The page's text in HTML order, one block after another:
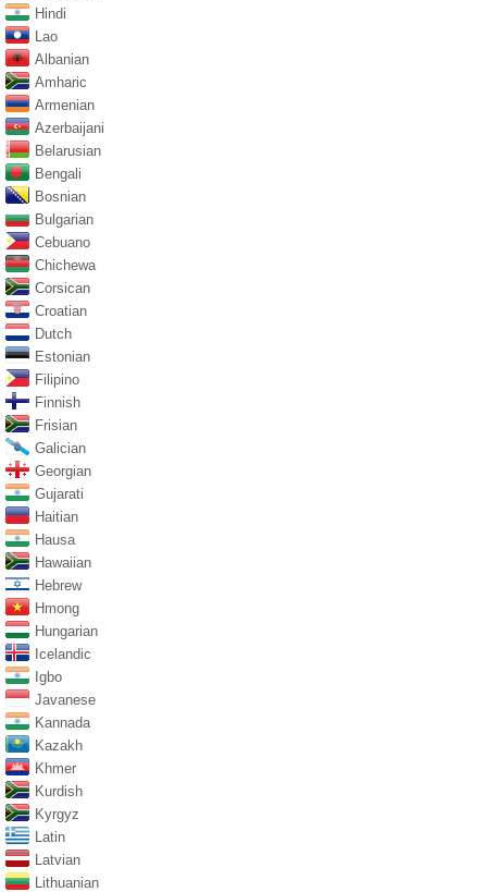
Hindi
Lao
Albanian
Amharic
Armenian
Azerbaijani
Belarusian
Bengali
Bosnian
Bulgarian
Cebuano
Chichewa
Corsican
Croatian
Dutch
Estonian
Filipino
Finnish
Frisian
Galician
Georgian
Gujarati
Haitian
Hausa
Hawaiian
Hebrew
Hmong
Hungarian
Icelandic
Igbo
Javanese
Kannada
Kazakh
Khmer
Kurdish
Kyrgyz
Latin
Latvian
Lithuanian